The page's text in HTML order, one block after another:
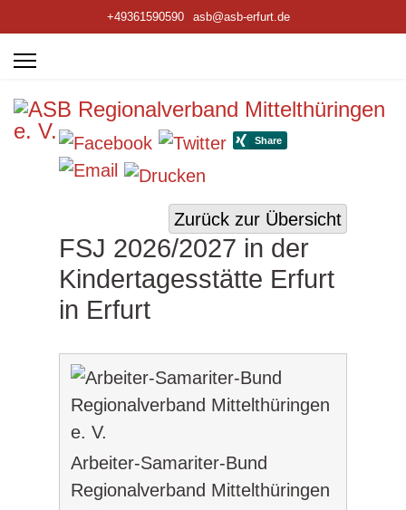
+49361590590 asb@asb-erfurt.de
Zurück zur Übersicht
FSJ 2026/2027 in der
Kindertagesstätte Erfurt
in Erfurt
Arbeiter-Samariter-Bund
Regionalverband Mittelthüringen